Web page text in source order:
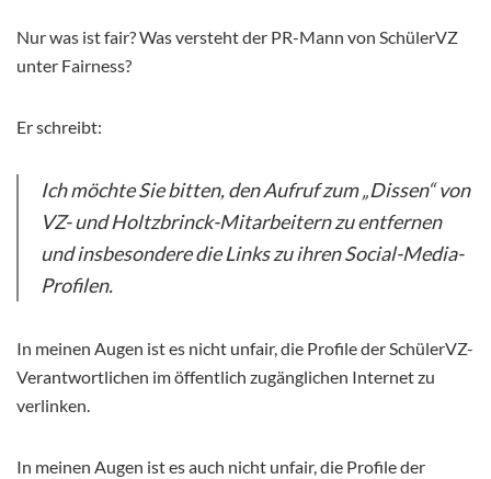
Nur was ist fair? Was versteht der PR-Mann von SchülerVZ
unter Fairness?
Er schreibt:
Ich möchte Sie bitten, den Aufruf zum „Dissen“ von
VZ- und Holtzbrinck-Mitarbeitern zu entfernen
und insbesondere die Links zu ihren Social-Media-
Profilen.
In meinen Augen ist es nicht unfair, die Profile der SchülerVZ-
Verantwortlichen im öffentlich zugänglichen Internet zu
verlinken.
In meinen Augen ist es auch nicht unfair, die Profile der